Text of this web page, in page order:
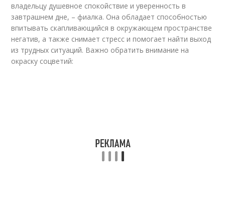
владельцу душевное спокойствие и уверенность в
завтрашнем дне, – фиалка. Она обладает способностью
впитывать скапливающийся в окружающем пространстве
негатив, а также снимает стресс и помогает найти выход
из трудных ситуаций. Важно обратить внимание на
окраску соцветий: